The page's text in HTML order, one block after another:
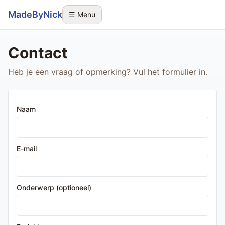
Sla navigatie over
MadeByNick ☰ Menu
Contact
Heb je een vraag of opmerking? Vul het formulier in.
Naam
E-mail
Onderwerp (optioneel)